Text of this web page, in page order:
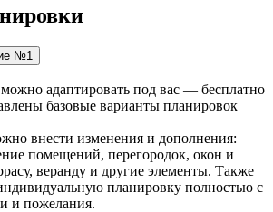
№1
адаптировать под вас — бесплатно
базовые варианты планировок
внести изменения и дополнения:
помещений, перегородок, окон и
веранду и другие элементы. Также
планировку полностью с
и пожелания.